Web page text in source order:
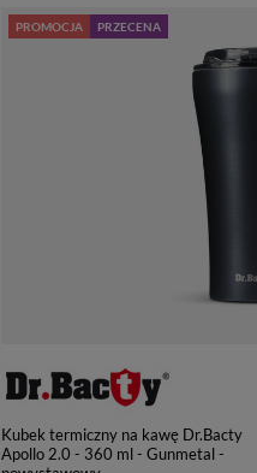
PROMOCJA PRZECENA
Kubek termiczny na kawę Dr.Bacty
Apollo 2.0 - 360 ml - Gunmetal -